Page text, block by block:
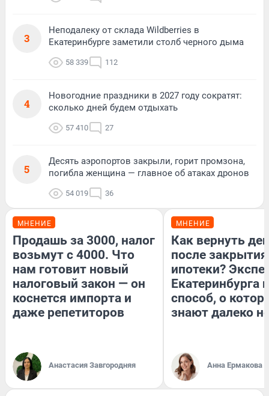
3
Неподалеку от склада Wildberries в
Екатеринбурге заметили столб черного дыма
58 339 112
4
Новогодние праздники в 2027 году сократят:
сколько дней будем отдыхать
57 410 27
5
Десять аэропортов закрыли, горит промзона,
погибла женщина — главное об атаках дронов
54 019 36
МНЕНИЕ
Продашь за 3000, налог
возьмут с 4000. Что
нам готовит новый
налоговый закон — он
коснется импорта и
даже репетиторов
Анастасия Завгородняя
МНЕНИЕ
Как вернуть
после закрытия
ипотеки?
Екатеринбурга
способ, о
знают далеко
Анна Ермакова